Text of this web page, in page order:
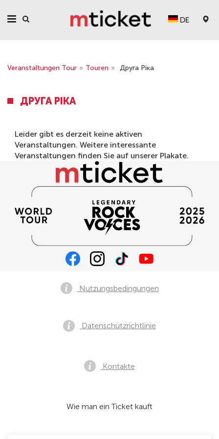
DE
Veranstaltungen Tour » Touren » Друга Ріка
ДРУГА РІКА
Leider gibt es derzeit keine aktiven
Veranstaltungen. Weitere interessante
Veranstaltungen finden Sie auf unserer Plakate.
Nutzungsbedingungen
Datenschutzrichtlinie
Kontakte
Wie man ein Ticket kauft